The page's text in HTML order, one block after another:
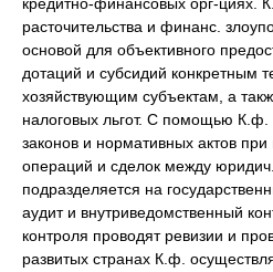
расточительства и финанс.
основой для объективного
дотаций и субсидий конкретным
хозяйствующим субъектам, а
налоговых льгот. С помощью
законов и нормативных актов
операций и сделок между
подразделяется на
аудит и внутриведомственный
контроля проводят ревизии и
развитых странах К.ф.